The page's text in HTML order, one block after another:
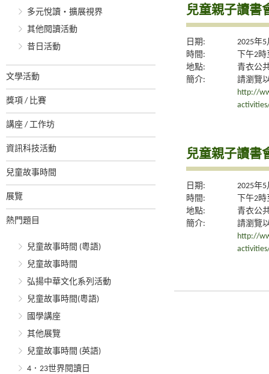
多元悅讀‧擴展視界
其他閱讀活動
昔日活動
文學活動
獎項 / 比賽
講座 / 工作坊
資訊科技活動
兒童故事時間
展覽
熱門題目
兒童故事時間 (粵語)
兒童故事時間
弘揚中華文化系列活動
兒童故事時間(粵語)
國學講座
其他展覽
兒童故事時間 (英語)
4．23世界閱讀日
兒童親子讀書
日期:
2025年
時間:
下午2
地點:
青衣公
簡介:
請瀏覽
http://
兒童親子讀書
日期:
2025年
時間:
下午2
地點:
青衣公
簡介:
請瀏覽
http://